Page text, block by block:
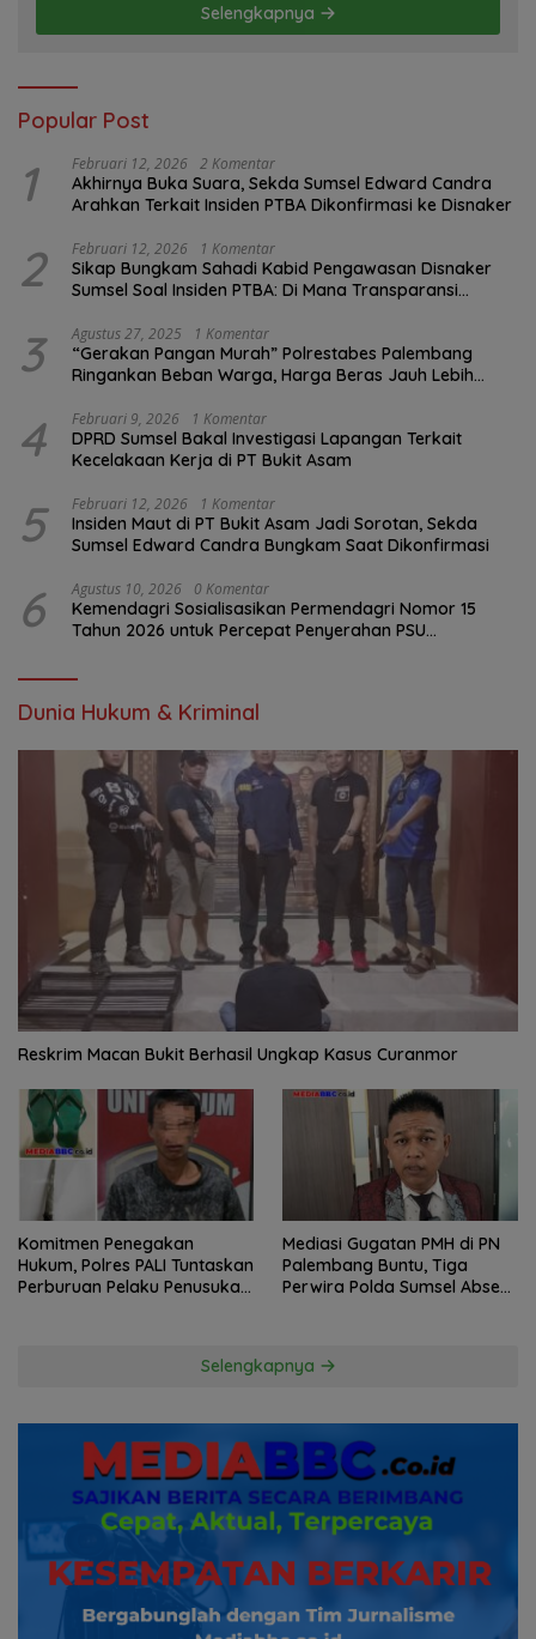
Selengkapnya
Popular Post
1 Februari 12, 2026 2 Komentar
Akhirnya Buka Suara, Sekda Sumsel Edward Candra
Arahkan Terkait Insiden PTBA Dikonfirmasi ke Disnaker
2 Februari 12, 2026 1 Komentar
Sikap Bungkam Sahadi Kabid Pengawasan Disnaker
Sumsel Soal Insiden PTBA: Di Mana Transparansi
3 Agustus 27, 2025 1 Komentar
“Gerakan Pangan Murah” Polrestabes Palembang
Ringankan Beban Warga, Harga Beras Jauh Lebih
4 Februari 9, 2026 1 Komentar
DPRD Sumsel Bakal Investigasi Lapangan Terkait
Kecelakaan Kerja di PT Bukit Asam
5 Februari 12, 2026 1 Komentar
Insiden Maut di PT Bukit Asam Jadi Sorotan, Sekda
Sumsel Edward Candra Bungkam Saat Dikonfirmasi
6 Agustus 10, 2026 0 Komentar
Kemendagri Sosialisasikan Permendagri Nomor 15
Tahun 2026 untuk Percepat Penyerahan PSU
Dunia Hukum & Kriminal
Reskrim Macan Bukit Berhasil Ungkap Kasus Curanmor
Komitmen Penegakan
Hukum, Polres PALI Tuntaskan
Perburuan Pelaku Penusukan
Mediasi Gugatan PMH di PN
Palembang Buntu, Tiga
Perwira Polda Sumsel Absen,
Selengkapnya